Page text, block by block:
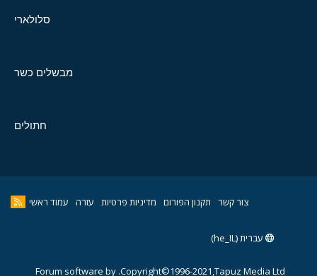
סלולארי
מבשלים כשר
חתולים
צור קשר תקנון הפורום מדיניות פרטיות עזרה עמוד ראשי
עברית (he_IL)
Copyright©1996-2021,Tapuz Media Ltd.
Forum software by